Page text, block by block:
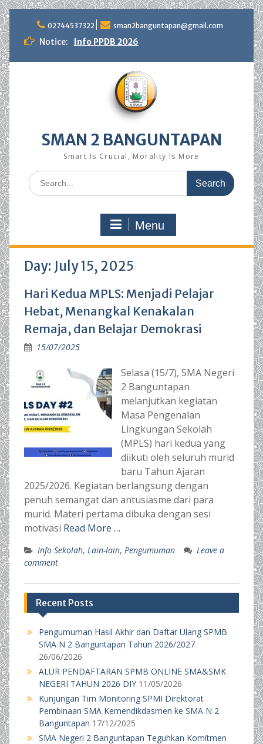
content
02744537322 sman2banguntapan@gmail.com
Notice: Info PPDB 2026
SMAN 2 BANGUNTAPAN
Smart Is Crucial, Morality Is More
Search
for:
Menu
Day: July 15, 2025
Hari Kedua MPLS: Menjadi Pelajar
Hebat, Menangkal Kenakalan
Remaja, dan Belajar Demokrasi
15/07/2025
Selasa (15/7), SMA Negeri
2 Banguntapan
melanjutkan kegiatan
Masa Pengenalan
Lingkungan Sekolah
(MPLS) hari kedua yang
diikuti oleh seluruh murid
baru Tahun Ajaran
2025/2026. Kegiatan berlangsung dengan
penuh semangat dan antusiasme dari para
murid. Materi pertama dibuka dengan sesi
motivasi Read More …
Info Sekolah, Lain-lain, Pengumuman
Leave a
comment
Recent Posts
Pengumuman Hasil Akhir dan Daftar Ulang SPMB
SMA N 2 Banguntapan Tahun 2026/2027
26/06/2026
ALUR PENDAFTARAN SPMB ONLINE SMA&SMK
NEGERI TAHUN 2026 DIY 11/05/2026
Kunjungan Tim Monitoring SPMI Direktorat
Pembinaan SMA Kemendikdasmen ke SMA N 2
Banguntapan 17/12/2025
SMA Negeri 2 Banguntapan Teguhkan Komitmen